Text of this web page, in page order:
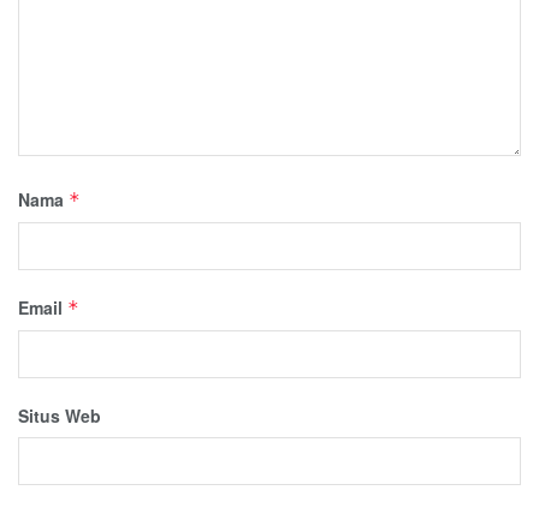
Nama *
Email *
Situs Web